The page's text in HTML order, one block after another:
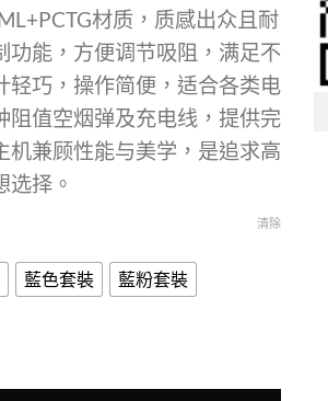
材质，质感出众且耐
功能，方便调节吸阻，满足不
轻巧，操作简便，适合各类电
阻值空烟弹及充电线，提供完
机兼顾性能与美学，是追求高
选择。
藍色套裝 藍粉套裝
清除
牛 PRO 2 30W正版電子煙主機 數量